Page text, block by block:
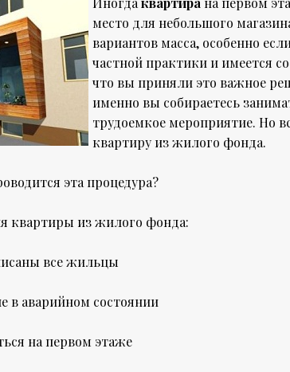
место для небольшого
вариантов масса, особенно
частной практики и имеется
что вы приняли это важное
именно вы собираетесь
трудоемкое мероприятие. Но
квартиру из жилого фонда.
эта процедура?
квартиры из жилого фонда:
все жильцы
в аварийном состоянии
на первом этаже